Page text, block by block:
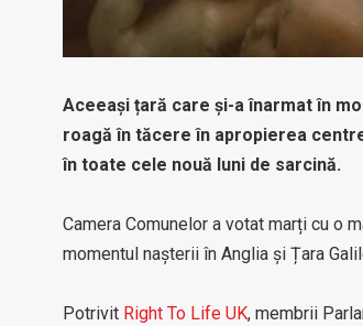
Aceeași țară care și-a înarmat în
roagă în tăcere în apropierea
în toate cele nouă luni de sarcină.
Camera Comunelor a votat marți cu o
momentul nașterii în Anglia și Țara
Potrivit Right To Life UK, membrii